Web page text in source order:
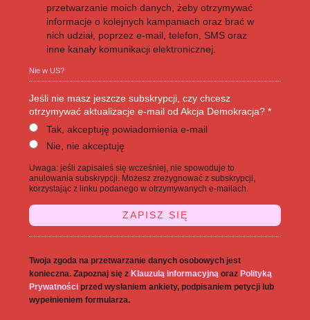
przetwarzanie moich danych, żeby otrzymywać
informacje o kolejnych kampaniach oraz brać w
nich udział, poprzez e-mail, telefon, SMS oraz
inne kanały komunikacji elektronicznej.
Nie wUS?
Jeśli nie masz jeszcze subskrypcji, czy chcesz
otrzymywać aktualizacje e-mail od Akcja Demokracja? *
Tak, akceptuję powiadomienia e-mail
Nie, nie akceptuję
Uwaga: jeśli zapisałeś się wcześniej, nie spowoduje to
anulowania subskrypcji. Możesz zrezygnować z subskrypcji,
korzystając z linku podanego w otrzymywanych e-mailach.
Twoja zgoda na przetwarzanie danych osobowych jest
konieczna. Zapoznaj się z Klauzulą informacyjną oraz Polityką
Prywatności przed wysłaniem ankiety, podpisaniem petycji lub
wypełnieniem formularza.